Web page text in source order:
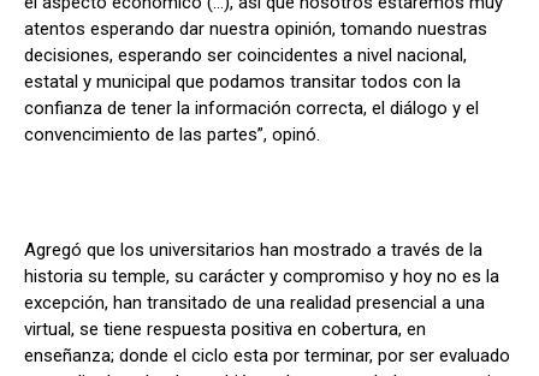
atentos esperando dar nuestra opinión, tomando nuestras
decisiones, esperando ser coincidentes a nivel nacional,
estatal y municipal que podamos transitar todos con la
confianza de tener la información correcta, el diálogo y el
convencimiento de las partes”, opinó.
Agregó que los universitarios han mostrado a través de la
historia su temple, su carácter y compromiso y hoy no es la
excepción, han transitado de una realidad presencial a una
virtual, se tiene respuesta positiva en cobertura, en
enseñanza; donde el ciclo esta por terminar, por ser evaluado